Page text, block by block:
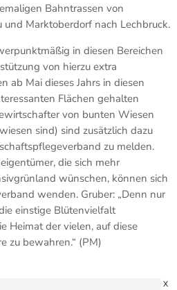
Bahntrassen von
und Marktoberdorf nach Lechbruck.
in diesen Bereichen
von hierzu extra
ab Mai dieses Jahrs in diesen
Flächen gehalten
von bunten Wiesen
sind) sind zusätzlich dazu
zu melden.
die sich mehr
wünschen, können sich
wenden. Gruber: „Denn nur
einstige Blütenvielfalt
Heimat der vielen, auf diese
zu bewahren.“ (PM)
X